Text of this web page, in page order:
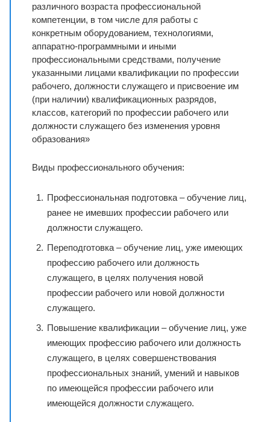
различного возраста профессиональной
компетенции, в том числе для работы с
конкретным оборудованием, технологиями,
аппаратно-программными и иными
профессиональными средствами, получение
указанными лицами квалификации по профессии
рабочего, должности служащего и присвоение им
(при наличии) квалификационных разрядов,
классов, категорий по профессии рабочего или
должности служащего без изменения уровня
образования»
Виды профессионального обучения:
Профессиональная подготовка – обучение лиц,
ранее не имевших профессии рабочего или
должности служащего.
Переподготовка – обучение лиц, уже имеющих
профессию рабочего или должность
служащего, в целях получения новой
профессии рабочего или новой должности
служащего.
Повышение квалификации – обучение лиц, уже
имеющих профессию рабочего или должность
служащего, в целях совершенствования
профессиональных знаний, умений и навыков
по имеющейся профессии рабочего или
имеющейся должности служащего.